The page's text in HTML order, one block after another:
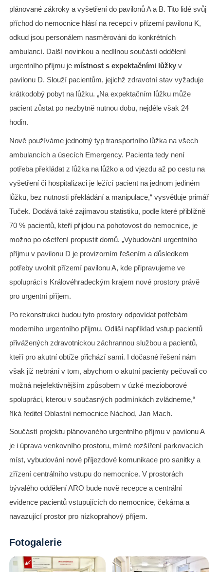
plánované zákroky a vyšetření do pavilonů A a B. Tito lidé svůj
příchod do nemocnice hlásí na recepci v přízemí pavilonu K,
odkud jsou personálem nasměrováni do konkrétních
ambulancí. Další novinkou a nedílnou součástí oddělení
urgentního příjmu je místnost s expektačními lůžky v
pavilonu D. Slouží pacientům, jejichž zdravotní stav vyžaduje
krátkodobý pobyt na lůžku. „Na expektačním lůžku může
pacient zůstat po nezbytně nutnou dobu, nejdéle však 24
hodin.
Nově používáme jednotný typ transportního lůžka na všech
ambulancích a úsecích Emergency. Pacienta tedy není
potřeba překládat z lůžka na lůžko a od vjezdu až po cestu na
vyšetření či hospitalizaci je ležící pacient na jednom jediném
lůžku, bez nutnosti překládání a manipulace,“ vysvětluje primář
Tuček. Dodává také zajímavou statistiku, podle které přibližně
70 % pacientů, kteří přijdou na pohotovost do nemocnice, je
možno po ošetření propustit domů. „Vybudování urgentního
příjmu v pavilonu D je provizorním řešením a důsledkem
potřeby uvolnit přízemí pavilonu A, kde připravujeme ve
spolupráci s Královéhradeckým krajem nové prostory právě
pro urgentní příjem.
Po rekonstrukci budou tyto prostory odpovídat potřebám
moderního urgentního příjmu. Odliší například vstup pacientů
přivážených zdravotnickou záchrannou službou a pacientů,
kteří pro akutní obtíže přichází sami. I dočasné řešení nám
však již nebrání v tom, abychom o akutní pacienty pečovali co
možná nejefektivnějším způsobem v úzké mezioborové
spolupráci, kterou v současných podmínkách zvládneme,“
říká ředitel Oblastní nemocnice Náchod, Jan Mach.
Součástí projektu plánovaného urgentního příjmu v pavilonu A
je i úprava venkovního prostoru, mírné rozšíření parkovacích
míst, vybudování nové příjezdové komunikace pro sanitky a
zřízení centrálního vstupu do nemocnice. V prostorách
bývalého oddělení ARO bude nově recepce a centrální
evidence pacientů vstupujících do nemocnice, čekárna a
navazující prostor pro nízkoprahový příjem.
Fotogalerie